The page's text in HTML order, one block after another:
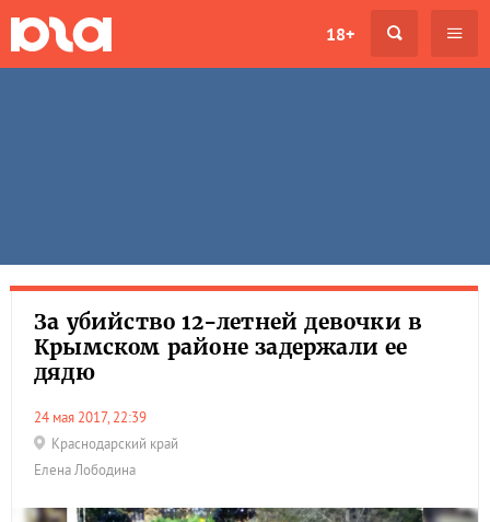
18+
За убийство 12-летней девочки в
Крымском районе задержали ее
дядю
24 мая 2017, 22:39
Краснодарский край
Елена Лободина